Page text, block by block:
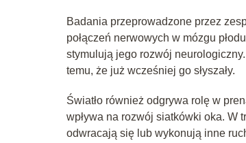
Badania przeprowadzone przez
połączeń nerwowych w mózgu
stymulują jego rozwój
temu, że już wcześniej go słyszały.
Światło również odgrywa rolę w
wpływa na rozwój siatkówki oka. W
odwracają się lub wykonują inne